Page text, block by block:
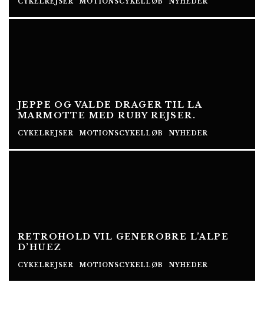
JEPPE OG VALDE DRAGER TIL LA
MARMOTTE MED RUBY REJSER.
CYKELREJSER MOTIONSCYKELLØB NYHEDER
RETROHOLD VIL GENEROBRE L’ALPE
D’HUEZ
CYKELREJSER MOTIONSCYKELLØB NYHEDER